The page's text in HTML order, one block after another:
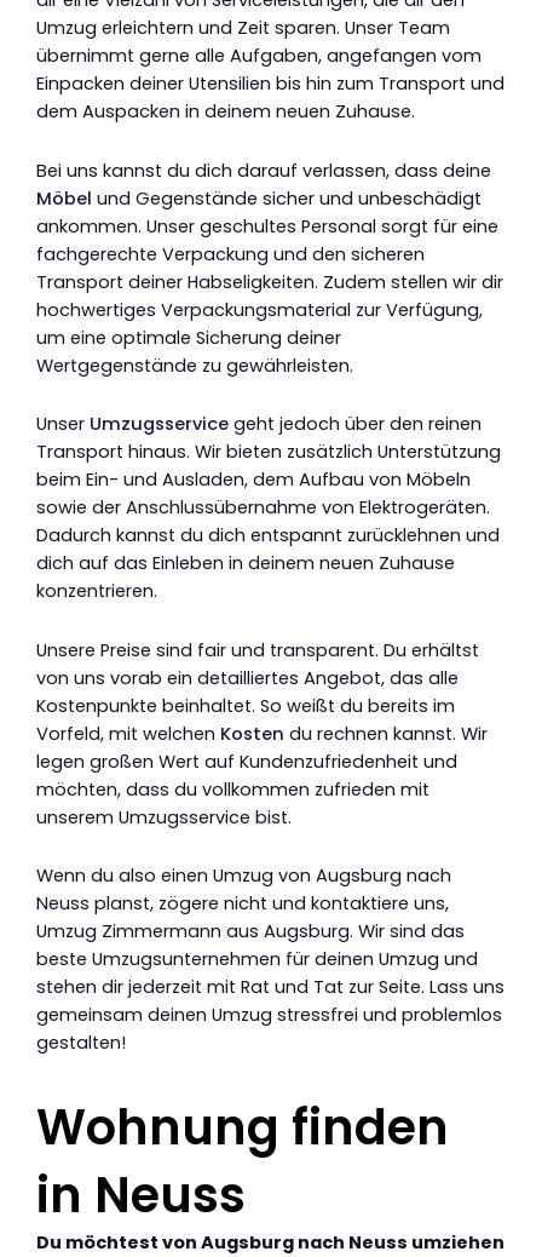
Umzug erleichtern und Zeit sparen. Unser Team
übernimmt gerne alle Aufgaben, angefangen vom
Einpacken deiner Utensilien bis hin zum Transport und
dem Auspacken in deinem neuen Zuhause.
Bei uns kannst du dich darauf verlassen, dass deine
Möbel und Gegenstände sicher und unbeschädigt
ankommen. Unser geschultes Personal sorgt für eine
fachgerechte Verpackung und den sicheren
Transport deiner Habseligkeiten. Zudem stellen wir dir
hochwertiges Verpackungsmaterial zur Verfügung,
um eine optimale Sicherung deiner
Wertgegenstände zu gewährleisten.
Unser Umzugsservice geht jedoch über den reinen
Transport hinaus. Wir bieten zusätzlich Unterstützung
beim Ein- und Ausladen, dem Aufbau von Möbeln
sowie der Anschlussübernahme von Elektrogeräten.
Dadurch kannst du dich entspannt zurücklehnen und
dich auf das Einleben in deinem neuen Zuhause
konzentrieren.
Unsere Preise sind fair und transparent. Du erhältst
von uns vorab ein detailliertes Angebot, das alle
Kostenpunkte beinhaltet. So weißt du bereits im
Vorfeld, mit welchen Kosten du rechnen kannst. Wir
legen großen Wert auf Kundenzufriedenheit und
möchten, dass du vollkommen zufrieden mit
unserem Umzugsservice bist.
Wenn du also einen Umzug von Augsburg nach
Neuss planst, zögere nicht und kontaktiere uns,
Umzug Zimmermann aus Augsburg. Wir sind das
beste Umzugsunternehmen für deinen Umzug und
stehen dir jederzeit mit Rat und Tat zur Seite. Lass uns
gemeinsam deinen Umzug stressfrei und problemlos
gestalten!
Wohnung finden
in Neuss
Du möchtest von Augsburg nach Neuss umziehen